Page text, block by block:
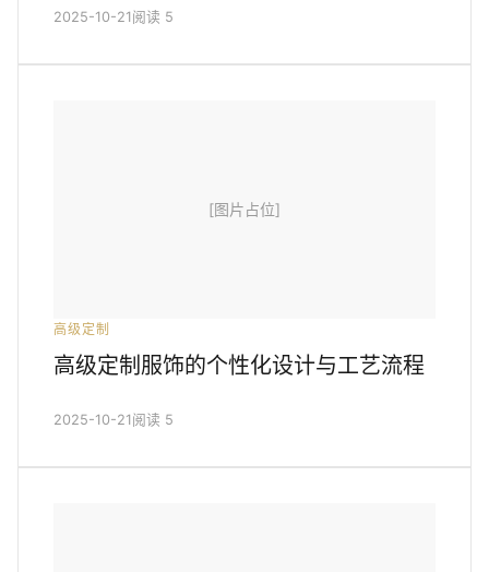
2025-10-21 阅读 5
[图片占位]
高级定制
高级定制服饰的个性化设计与工艺流程
2025-10-21 阅读 5